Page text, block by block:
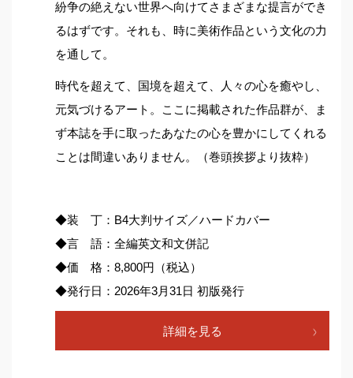
紛争の絶えない世界へ向けてさまざまな提言ができ
るはずです。それも、時に美術作品という文化の力
を通して。
時代を超えて、国境を超えて、人々の心を癒やし、
元気づけるアート。ここに掲載された作品群が、ま
ず本誌を手に取ったあなたの心を豊かにしてくれる
ことは間違いありません。（巻頭挨拶より抜粋）
◆装 丁：B4大判サイズ／ハードカバー
◆言 語：全編英文和文併記
◆価 格：8,800円（税込）
◆発行日：2026年3月31日 初版発行
詳細を見る